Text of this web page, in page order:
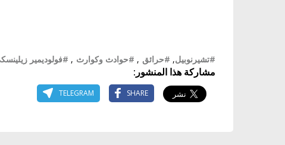
#تشيرنوبيل, #حرائق , #حوادث وكوارث , #فولوديمير
مشاركة هذا المنشور:
SHARE
TELEGRAM